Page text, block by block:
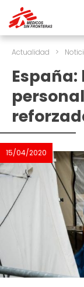
Actualidad >
15/04/2020